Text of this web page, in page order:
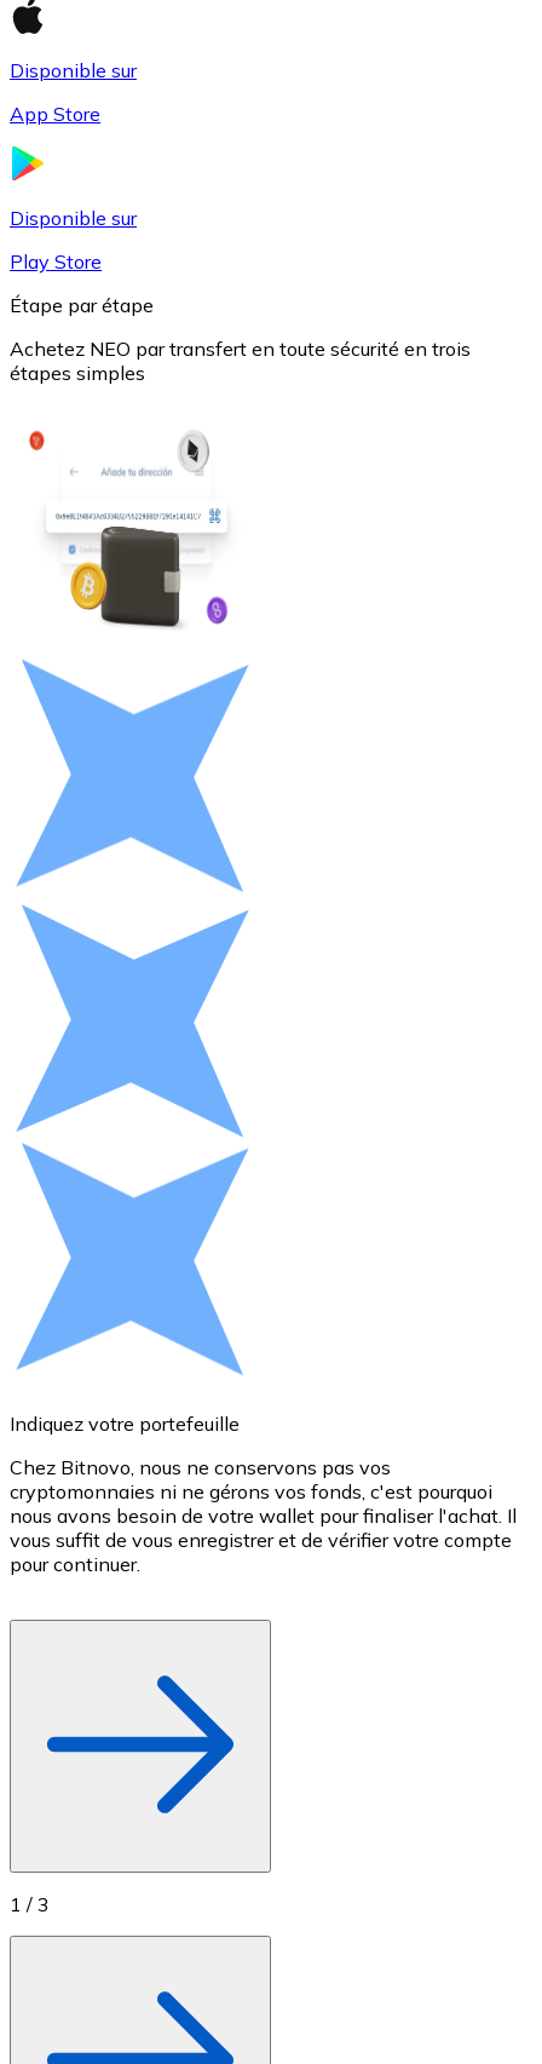
USDC
Litecoin
LTC
XRP
Voir toutes
Achetez des cryptomonnaies en espèces et d'autres
Acheter avec espèces
Virement SEPA
Ajoutez des fonds à votre compte Bitnovo ou
Acheter avec virement bancaire
Carte de crédit / débit
Utilisez les cartes Visa et Mastercard pour acheter
Acheter avec carte
Boutique - Cartes
Nouveau
Achetez des cartes-cadeaux de vos marques
Disponible sur
App Store
Disponible sur
Play Store
Étape par étape
Achetez NEO par transfert en toute sécurité en trois
étapes simples
Indiquez votre portefeuille
Chez Bitnovo, nous ne conservons pas vos
cryptomonnaies ni ne gérons vos fonds, c'est pourquoi
nous avons besoin de votre wallet pour finaliser l'achat. Il
vous suffit de vous enregistrer et de vérifier votre compte
pour continuer.
1 / 3